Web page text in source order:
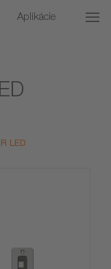
Aplikácie
LED